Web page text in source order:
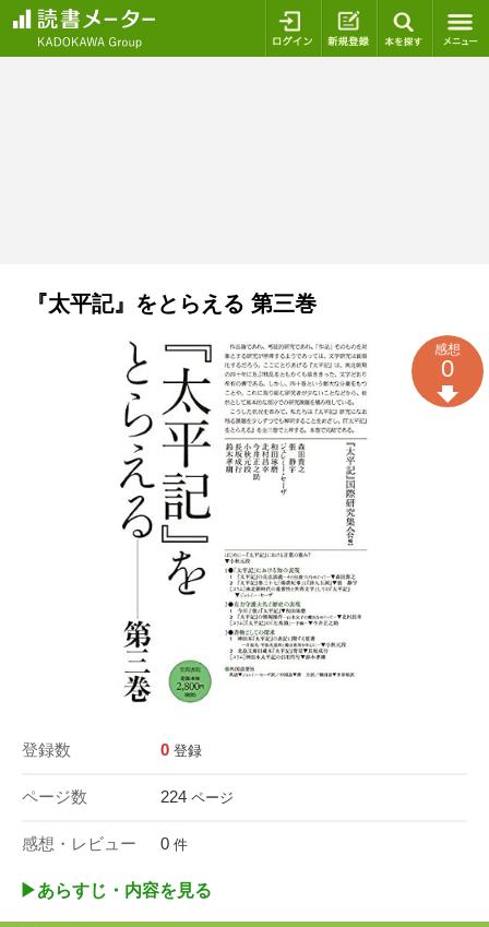
ログイン 新規登録
『太平記』をとらえる 第三巻
登録数 0 登録
ページ数 224 ページ
感想・レビュー 0 件
感想
0
▶︎あらすじ・内容を見る